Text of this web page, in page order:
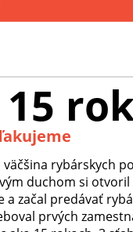
15
väčšina rybárskych
duchom si
a začal predávať
prvých